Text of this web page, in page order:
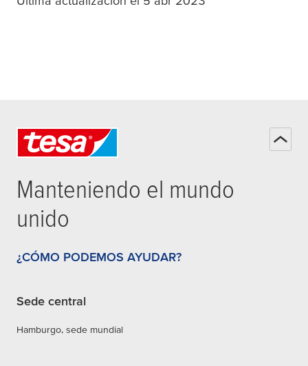
Manteniendo el mundo
unido
¿CÓMO PODEMOS AYUDAR?
Sede central
Hamburgo, sede mundial